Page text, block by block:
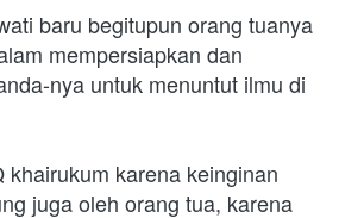
baru begitupun orang tuanya
mempersiapkan dan
nya untuk menuntut ilmu di
khairukum karena keinginan
juga oleh orang tua, karena